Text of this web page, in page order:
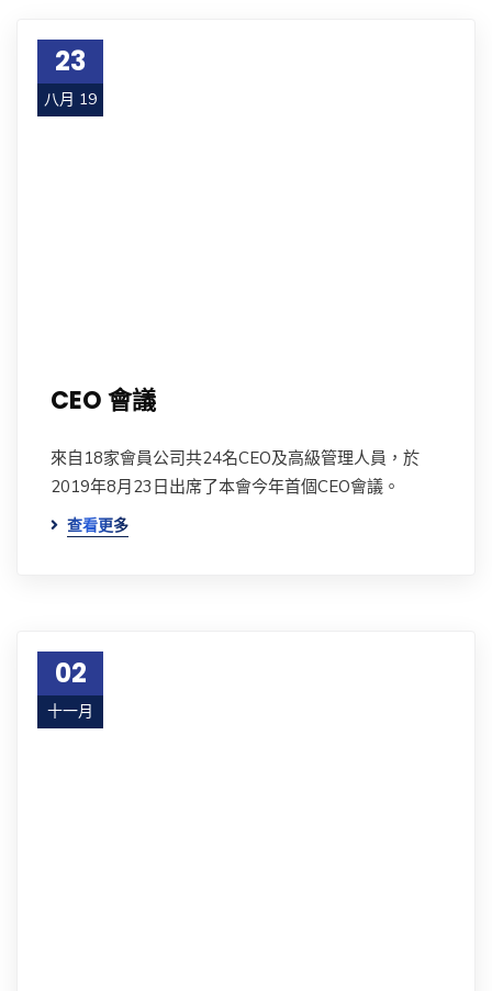
23
八月 19
CEO 會議
來自18家會員公司共24名CEO及高級管理人員，於
2019年8月23日出席了本會今年首個CEO會議。
查看更多
02
十一月